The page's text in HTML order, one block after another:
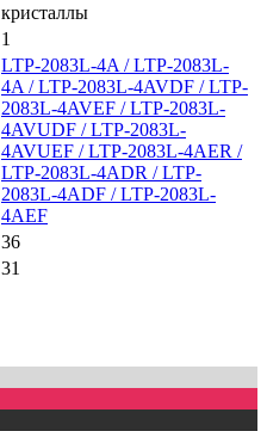
кристаллы
1
LTP-2083L-4A / LTP-2083L-
4A / LTP-2083L-4AVDF / LTP-
2083L-4AVEF / LTP-2083L-
4AVUDF / LTP-2083L-
4AVUEF / LTP-2083L-4AER /
LTP-2083L-4ADR / LTP-
2083L-4ADF / LTP-2083L-
4AEF
36
31